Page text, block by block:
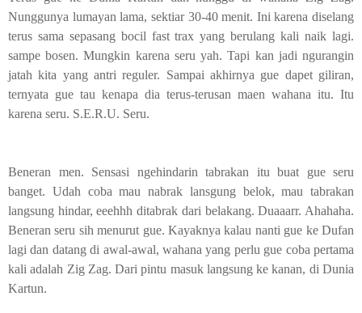
Nunggunya lumayan lama, sektiar 30-40 menit. Ini karena diselang
terus sama sepasang bocil fast trax yang berulang kali naik lagi.
sampe bosen. Mungkin karena seru yah. Tapi kan jadi ngurangin
jatah kita yang antri reguler. Sampai akhirnya gue dapet giliran,
ternyata gue tau kenapa dia terus-terusan maen wahana itu. Itu
karena seru. S.E.R.U. Seru.
Beneran men. Sensasi ngehindarin tabrakan itu buat gue seru
banget. Udah coba mau nabrak lansgung belok, mau tabrakan
langsung hindar, eeehhh ditabrak dari belakang. Duaaarr. Ahahaha.
Beneran seru sih menurut gue. Kayaknya kalau nanti gue ke Dufan
lagi dan datang di awal-awal, wahana yang perlu gue coba pertama
kali adalah Zig Zag. Dari pintu masuk langsung ke kanan, di Dunia
Kartun.